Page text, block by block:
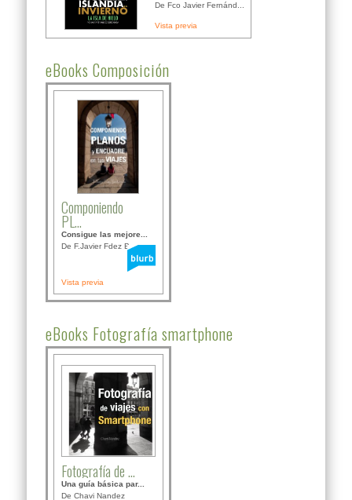
De Fco Javier Fernánd...
Vista previa
eBooks Composición
Componiendo
PL...
Consigue las mejore...
De F.Javier Fdez Bor...
Vista previa
eBooks Fotografía smartphone
Fotografía de ...
Una guía básica par...
De Chavi Nandez